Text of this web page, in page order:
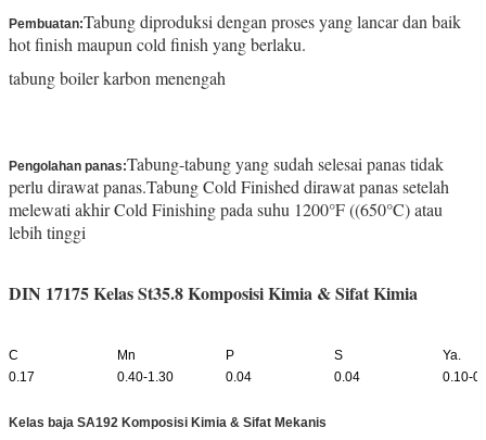
Pembuatan:Tabung diproduksi dengan proses yang lancar dan baik
hot finish maupun cold finish yang berlaku.
tabung boiler karbon menengah
Pengolahan panas:Tabung-tabung yang sudah selesai panas tidak
perlu dirawat panas.Tabung Cold Finished dirawat panas setelah
melewati akhir Cold Finishing pada suhu 1200°F ((650°C) atau
lebih tinggi
DIN 17175 Kelas St35.8 Komposisi Kimia & Sifat Kimia
C Mn P S
Ya.
0.17
0.40-1.30 0.04 0.04 0.10-
Kelas baja SA192 Komposisi Kimia & Sifat Mekanis